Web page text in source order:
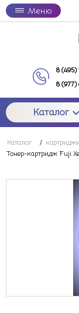
Меню
8 (495)
8
Каталог
Каталог /
Тонер-картридж Fuji